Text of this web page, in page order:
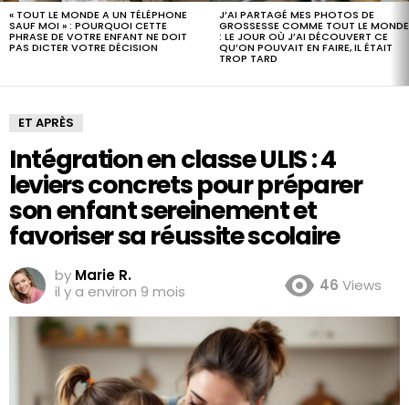
« TOUT LE MONDE A UN TÉLÉPHONE
SAUF MOI » : POURQUOI CETTE
PHRASE DE VOTRE ENFANT NE DOIT
PAS DICTER VOTRE DÉCISION
J’AI PARTAGÉ MES PHOTOS DE
GROSSESSE COMME TOUT LE MONDE
: LE JOUR OÙ J’AI DÉCOUVERT CE
QU’ON POUVAIT EN FAIRE, IL ÉTAIT
TROP TARD
ET APRÈS
Intégration en classe ULIS : 4
leviers concrets pour préparer
son enfant sereinement et
favoriser sa réussite scolaire
by Marie R.
il y a environ 9 mois
46 Views